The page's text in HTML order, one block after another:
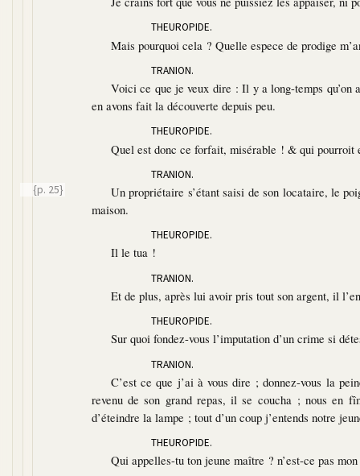
THEUROPIDE.
Mais pourquoi cela ? Quelle espece de prodige
TRANION.
Voici ce que je veux dire : Il y a long-temps qu’on
en avons fait la découverte depuis peu.
THEUROPIDE.
Quel est donc ce forfait, misérable ! & qui pourroit
TRANION.
Un propriétaire s’étant saisi de son locataire, le
{p. 25}
maison.
THEUROPIDE.
Il le tua !
TRANION.
Et de plus, après lui avoir pris tout son argent, il
THEUROPIDE.
Sur quoi fondez-vous l’imputation d’un crime si
TRANION.
C’est ce que j’ai à vous dire ; donnez-vous la
revenu de son grand repas, il se coucha ; nous en
d’éteindre la lampe ; tout d’un coup j’entends notre
THEUROPIDE.
Qui appelles-tu ton jeune maître ? n’est-ce pas